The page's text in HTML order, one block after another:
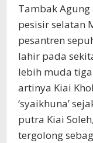
Tambak
pesisir selatan
pesantren
lahir pada
lebih muda
artinya Kiai
‘syaikhuna’
putra Kiai
tergolong